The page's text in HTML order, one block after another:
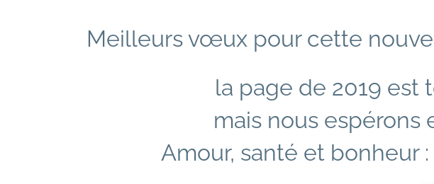
Meilleurs vœux pour cette
la page de 2019 est
mais nous espérons
Amour, santé et bonheur